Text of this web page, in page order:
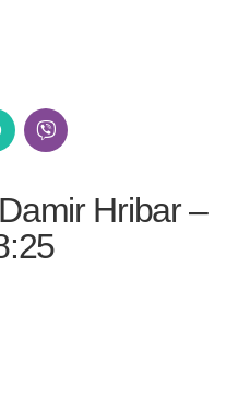
Hribar –